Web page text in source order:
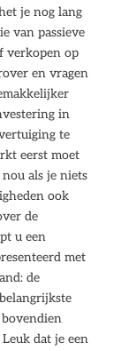
je nog lang
van passieve
verkopen op
en vragen
in
te
eerst moet
als je niets
ook
de
u een
met
de
dat je een